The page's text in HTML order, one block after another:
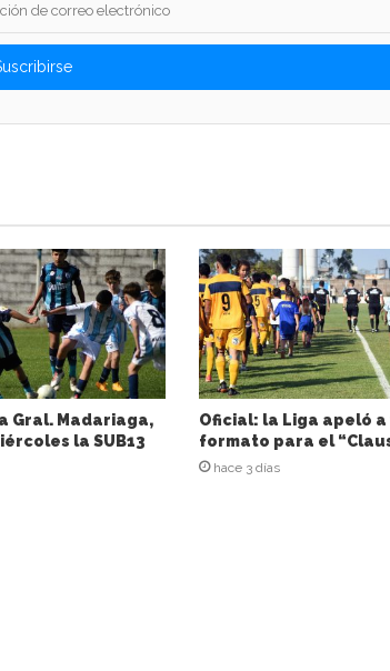
Gral. Madariaga,
la SUB13
Oficial: la Liga apeló a
formato para el
hace 3 días